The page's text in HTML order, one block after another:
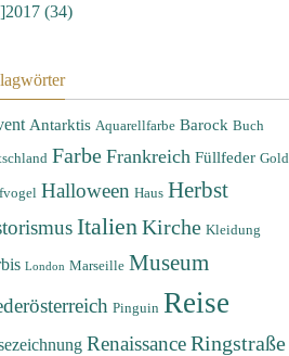
2017 (34)
Antarktis Aquarellfarbe Barock Buch
Farbe Frankreich Füllfeder Gold
Halloween Haus Herbst
Italien Kirche Kleidung
London Marseille Museum
Pinguin Reise
RenaissanceRingstraße